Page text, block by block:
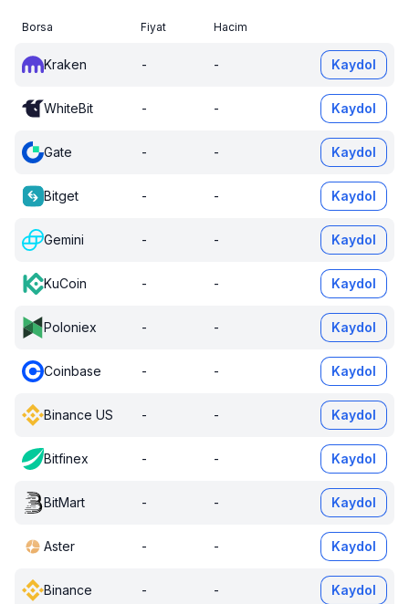
Borsa Fiyat Hacim
Kraken - - Kaydol
WhiteBit - - Kaydol
Gate - - Kaydol
Bitget - - Kaydol
Gemini - - Kaydol
KuCoin - - Kaydol
Poloniex - - Kaydol
Coinbase - - Kaydol
Binance US - - Kaydol
Bitfinex - - Kaydol
BitMart - - Kaydol
Aster - - Kaydol
Binance - - Kaydol